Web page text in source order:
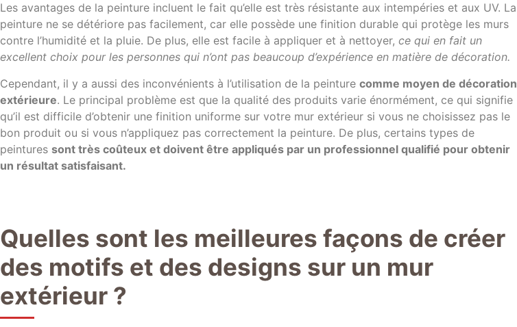
Les avantages de la peinture incluent le fait qu’elle est très résistante aux intempéries et aux UV. La
peinture ne se détériore pas facilement, car elle possède une finition durable qui protège les murs
contre l’humidité et la pluie. De plus, elle est facile à appliquer et à nettoyer, ce qui en fait un
excellent choix pour les personnes qui n’ont pas beaucoup d’expérience en matière de décoration.
Cependant, il y a aussi des inconvénients à l’utilisation de la peinture comme moyen de décoration
extérieure. Le principal problème est que la qualité des produits varie énormément, ce qui signifie
qu’il est difficile d’obtenir une finition uniforme sur votre mur extérieur si vous ne choisissez pas le
bon produit ou si vous n’appliquez pas correctement la peinture. De plus, certains types de
peintures sont très coûteux et doivent être appliqués par un professionnel qualifié pour obtenir
un résultat satisfaisant.
Quelles sont les meilleures façons de créer
des motifs et des designs sur un mur
extérieur ?